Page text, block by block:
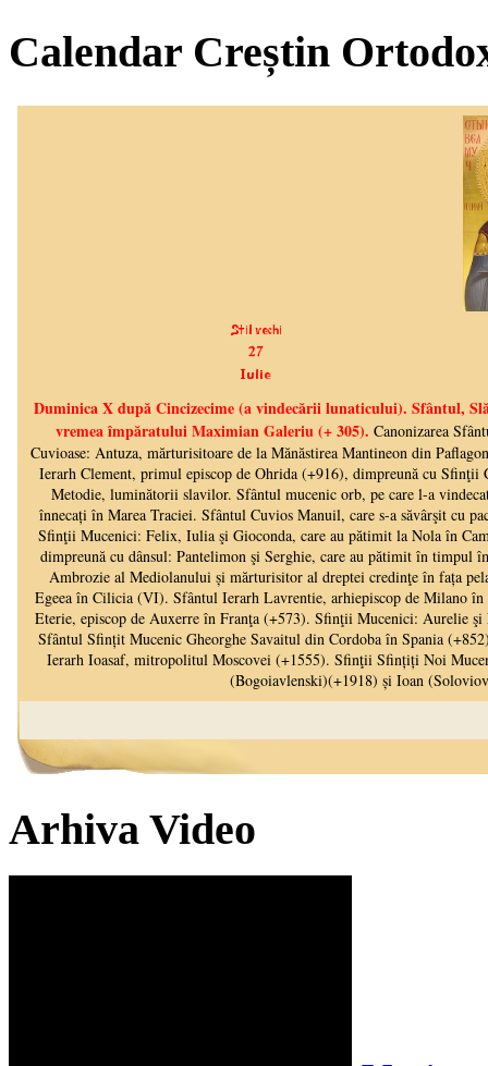
Calendar Creștin
Arhiva Video